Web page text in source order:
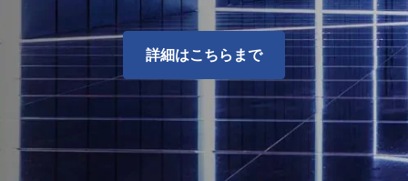
詳細はこちらまで